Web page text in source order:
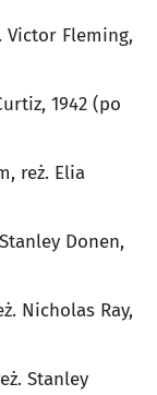
Victor Fleming,
1942 (po
reż. Elia
Donen,
Nicholas Ray,
Stanley